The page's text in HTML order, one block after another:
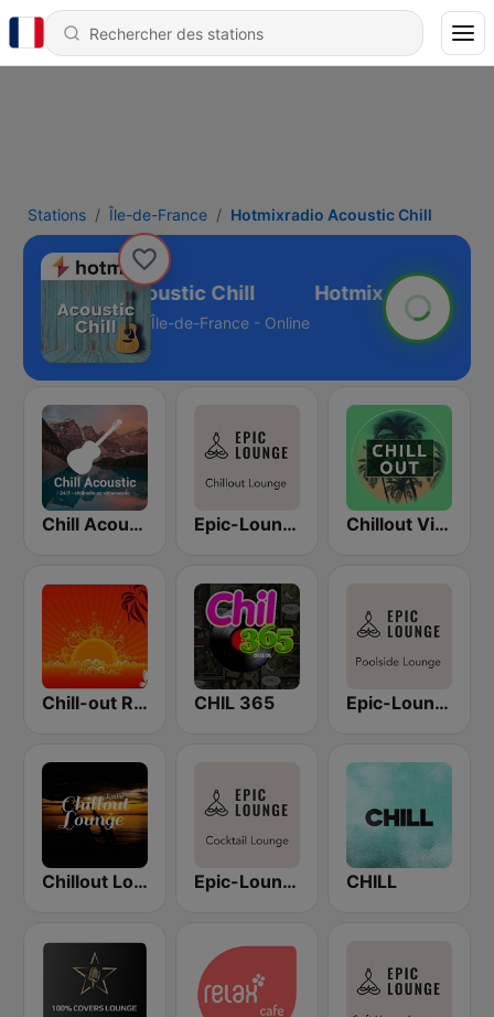
Stations Île-de-France Hotmixradio Acoustic Chill
Acoustic Chill
Île-de-France - Online
Chill Acoustic Epic-Lounge - Chillout Lounge Chillout Vibes
Chill-out Radio CHIL 365 Epic-Lounge - Poolside Lounge
Chillout Lounge Radio Epic-Lounge - Cocktail Lounge CHILL